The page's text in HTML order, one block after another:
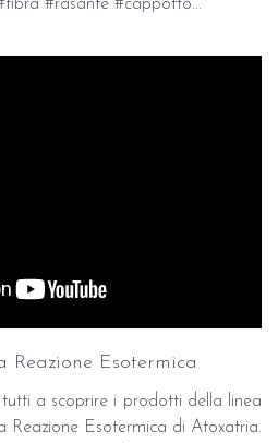
#rasante #cappotto...
Esotermica
a scoprire i prodotti della linea
Reazione Esotermica di Atoxatria.